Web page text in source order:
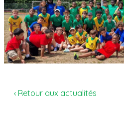
‹ Retour aux actualités